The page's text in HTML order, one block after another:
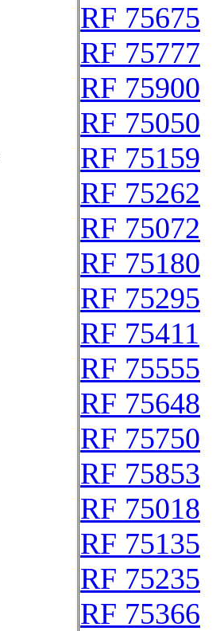
RF 75675
RF 75777
RF 75900
RF 75050
RF 75159
RF 75262
RF 75072
RF 75180
RF 75295
RF 75411
RF 75555
RF 75648
RF 75750
RF 75853
RF 75018
RF 75135
RF 75235
RF 75366